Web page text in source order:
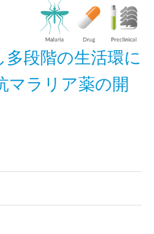
段階の生活環に
マラリア薬の開